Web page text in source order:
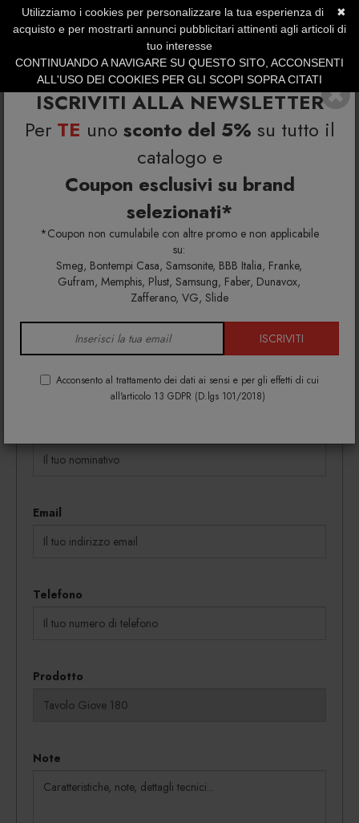
ISCRIVITI ALLA NEWSLETTER
Per TE uno sconto del 5% su tutto il
catalogo e
Coupon esclusivi su brand
selezionati*
*Coupon non cumulabile con altre promo e non applicabile
su:
Smeg, Bontempi Casa, Samsonite, BBB Italia, Franke,
Gufram, Memphis, Plust, Samsung, Faber, Dunavox,
Zafferano, VG, Slide
ISCRIVITI
Acconsento al trattamento dei dati ai sensi e per gli effetti di cui
all'articolo 13 GDPR (D.lgs 101/2018)
SERVIZIO CLIENTI +39.0773.470.562
SUMMER SALES | Fino al 31 Agosto
Richiedi info e un'offerta personalizzata per te
Tavolo Giove 180
Richiedi maggiori info e la tua
offerta personalizzata per
Tavolo Giove 180
informazioni su colori, materiali e disponibilità.
Gli eventuali sconti riservati mediante l'invio di codici
quantitativo dei beni acquistati.
Email
Telefono
Prodotto
Note
✖
Utilizziamo i cookies per personalizzare la tua esperienza di
acquisto e per mostrarti annunci pubblicitari attinenti agli articoli di
tuo interesse
CONTINUANDO A NAVIGARE SU QUESTO SITO, ACCONSENTI
ALL'USO DEI COOKIES PER GLI SCOPI SOPRA CITATI